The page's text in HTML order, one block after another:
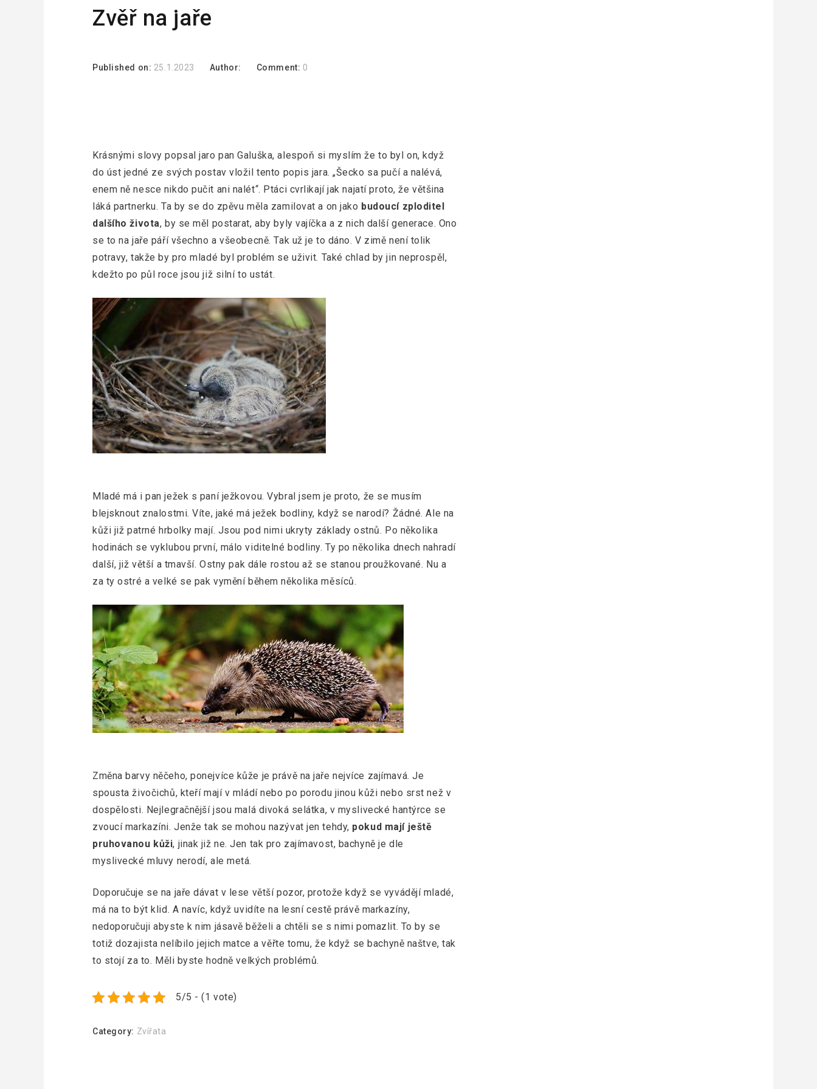
Zvěř na jaře
Published on: 25.1.2023 Author: Comment: 0
Krásnými slovy popsal jaro pan Galuška, alespoň si myslím že to byl on, když
do úst jedné ze svých postav vložil tento popis jara. „Šecko sa pučí a nalévá,
enem ně nesce nikdo pučit ani nalét“. Ptáci cvrlikají jak najatí proto, že většina
láká partnerku. Ta by se do zpěvu měla zamilovat a on jako budoucí zploditel
dalšího života, by se měl postarat, aby byly vajíčka a z nich další generace. Ono
se to na jaře páří všechno a všeobecně. Tak už je to dáno. V zimě není tolik
potravy, takže by pro mladé byl problém se uživit. Také chlad by jin neprospěl,
kdežto po půl roce jsou již silní to ustát.
Mladé má i pan ježek s paní ježkovou. Vybral jsem je proto, že se musím
blejsknout znalostmi. Víte, jaké má ježek bodliny, když se narodí? Žádné. Ale na
kůži již patrné hrbolky mají. Jsou pod nimi ukryty základy ostnů. Po několika
hodinách se vyklubou první, málo viditelné bodliny. Ty po několika dnech nahradí
další, již větší a tmavší. Ostny pak dále rostou až se stanou proužkované. Nu a
za ty ostré a velké se pak vymění během několika měsíců.
Změna barvy něčeho, ponejvíce kůže je právě na jaře nejvíce zajímavá. Je
spousta živočichů, kteří mají v mládí nebo po porodu jinou kůži nebo srst než v
dospělosti. Nejlegračnější jsou malá divoká selátka, v myslivecké hantýrce se
zvoucí markazíni. Jenže tak se mohou nazývat jen tehdy, pokud mají ještě
pruhovanou kůži, jinak již ne. Jen tak pro zajímavost, bachyně je dle
myslivecké mluvy nerodí, ale metá.
Doporučuje se na jaře dávat v lese větší pozor, protože když se vyvádějí mladé,
má na to být klid. A navíc, když uvidíte na lesní cestě právě markazíny,
nedoporučuji abyste k nim jásavě běželi a chtěli se s nimi pomazlit. To by se
totiž dozajista nelíbilo jejich matce a věřte tomu, že když se bachyně naštve, tak
to stojí za to. Měli byste hodně velkých problémů.
5/5 - (1 vote)
Category: Zvířata